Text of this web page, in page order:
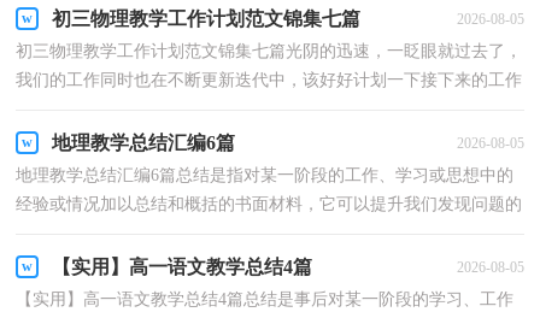
初三物理教学工作计划范文锦集七篇 2026-08-05
初三物理教学工作计划范文锦集七篇光阴的迅速，一眨眼就过去了，
我们的工作同时也在不断更新迭代中，该好好计划一下接下来的工作
地理教学总结汇编6篇 2026-08-05
地理教学总结汇编6篇总结是指对某一阶段的工作、学习或思想中的
经验或情况加以总结和概括的书面材料，它可以提升我们发现问题的
【实用】高一语文教学总结4篇 2026-08-05
【实用】高一语文教学总结4篇总结是事后对某一阶段的学习、工作